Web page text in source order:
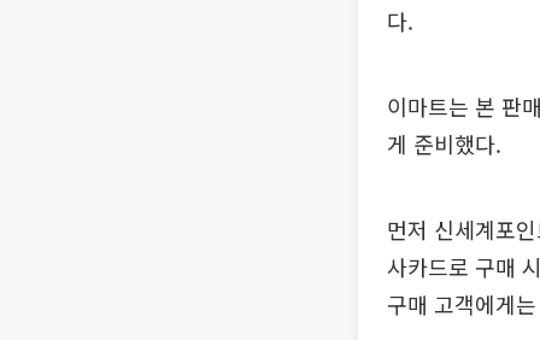
다.
이마트는 본 판
게 준비했다.
먼저 신세계포
사카드로 구매
구매 고객에게